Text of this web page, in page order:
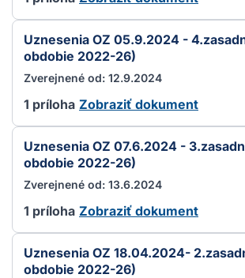
Uznesenia OZ 05.9.2024 -
obdobie 2022-26)
Zverejnené od: 12.9.2024
1 príloha Zobraziť dokument
Uznesenia OZ 07.6.2024 -
obdobie 2022-26)
Zverejnené od: 13.6.2024
1 príloha Zobraziť dokument
Uznesenia OZ 18.04.2024-
obdobie 2022-26)